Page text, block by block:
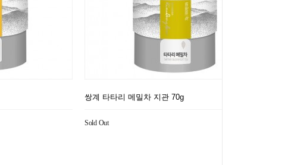
쌍계 타타리 메밀차 지관 70g
Sold Out